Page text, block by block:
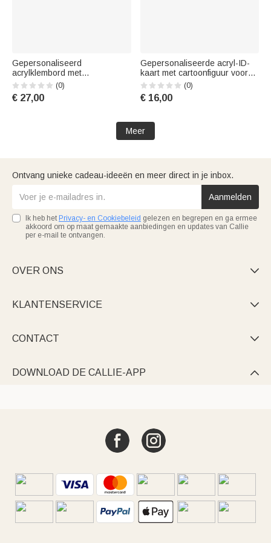
Gepersonaliseerd
acrylklembord met
potloodmotief voor leraren, met
naam – schoolbenodigdheden
– cadeau voor de Week van
(0)
€ 27,00
Gepersonaliseerde acryl-ID-
kaart met cartoonfiguur voor
medisch personeel, voor
dagelijks gebruik in de
gezondheidszorg;
Verpleegkundigendagcadeau
voor verpleegkundigen en
artsen
(0)
€ 16,00
Meer
Ontvang unieke cadeau-ideeën en meer direct in je inbox.
Aanmelden
Ik heb het Privacy- en Cookiebeleid gelezen en begrepen en ga ermee
akkoord om op maat gemaakte aanbiedingen en updates van Callie
per e-mail te ontvangen.
OVER ONS 
KLANTENSERVICE 
CONTACT 
DOWNLOAD DE CALLIE-APP 